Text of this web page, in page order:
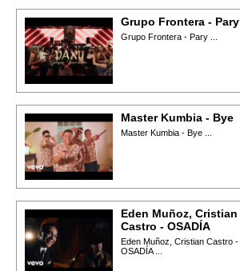
Grupo Frontera - Pary
Grupo Frontera - Pary ...
Master Kumbia - Bye
Master Kumbia - Bye ...
Eden Muñoz, Cristian
Castro - OSADÍA
Eden Muñoz, Cristian Castro -
OSADÍA ...